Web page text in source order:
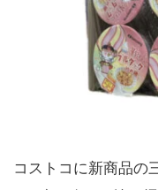
コストコに新商品の